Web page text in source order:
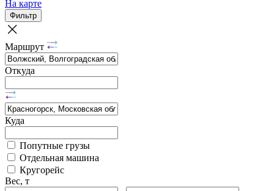
На карте
Фильтр
Маршрут
Откуда
Куда
Попутные грузы
Отдельная машина
Кругорейс
Вес, т